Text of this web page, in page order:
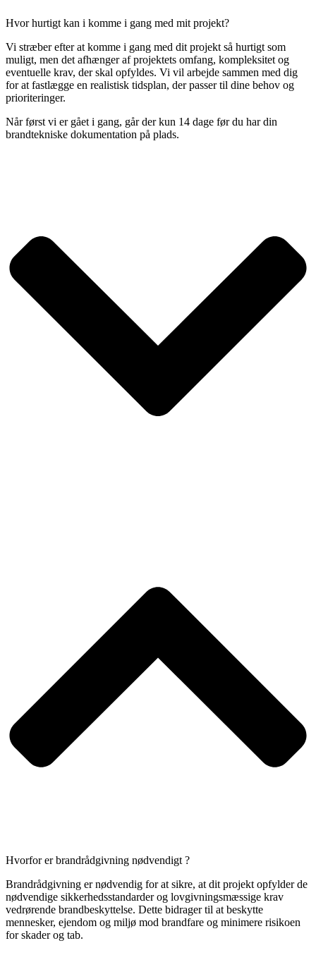
Hvor hurtigt kan i komme i gang med mit projekt?
Vi stræber efter at komme i gang med dit projekt så hurtigt som
muligt, men det afhænger af projektets omfang, kompleksitet og
eventuelle krav, der skal opfyldes. Vi vil arbejde sammen med dig
for at fastlægge en realistisk tidsplan, der passer til dine behov og
prioriteringer.
Når først vi er gået i gang, går der kun 14 dage før du har din
brandtekniske dokumentation på plads.
Hvorfor er brandrådgivning nødvendigt ?
Brandrådgivning er nødvendig for at sikre, at dit projekt opfylder de
nødvendige sikkerhedsstandarder og lovgivningsmæssige krav
vedrørende brandbeskyttelse. Dette bidrager til at beskytte
mennesker, ejendom og miljø mod brandfare og minimere risikoen
for skader og tab.